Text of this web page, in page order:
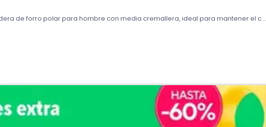
de forro polar para hombre con media cremallera, ideal para mantener el c...